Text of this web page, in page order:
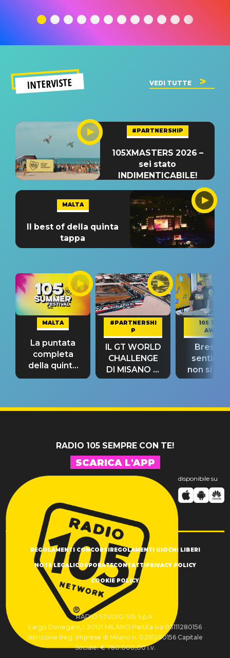
significato
del singolo
INTERVISTE VEDI TUTTE
#PARTNERSHIP
105XMASTERS 2026 –
sei stato
INDIMENTICABILE!
MALTA
Il best of della quinta
tappa
MALTA
La puntata
completa
della quinta
tappa
#PARTNERSHI
P
IL GT WORLD
CHALLENGE
DI MISANO si
riconferma
105 TAKE
AWAY
Bresh:
non si
fino alla
RADIO 105 SEMPRE CON TE!
SCARICA L'APP
disponibile su
REGOLAMENTI CONCORSIREGOLAMENTI GIOCHI LIBERI
NOTE LEGALICORPORATECONTATTIPRIVACY POLICY
COOKIE POLICY
RADIO STUDIO 105 S.p.A.
Largo Donegani, 1 20121 MILANO Partita Iva 03111280156
Iscrizione Reg. Imprese di Milano n. 03111280156 Capitale
Sociale: € 780.000,00 i.v.